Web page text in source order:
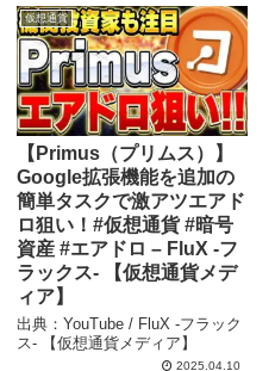
仮想通貨
【Primus（プリムス）】
Google拡張機能を追加の
簡単タスクで激アツエアド
ロ狙い！#仮想通貨 #暗号
資産 #エアドロ – FluX -フ
ラックス- 【仮想通貨メデ
ィア】
出典：YouTube / FluX -フラック
ス- 【仮想通貨メディア】
2025.04.10